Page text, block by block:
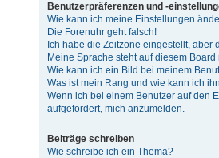
Benutzerpräferenzen und -
Wie kann ich meine Einstellungen
Die Forenuhr geht falsch!
Ich habe die Zeitzone eingestellt, aber
Meine Sprache steht auf diesem Board
Wie kann ich ein Bild bei meinem
Was ist mein Rang und wie kann ich
Wenn ich bei einem Benutzer auf den
aufgefordert, mich anzumelden.
Beiträge schreiben
Wie schreibe ich ein Thema?